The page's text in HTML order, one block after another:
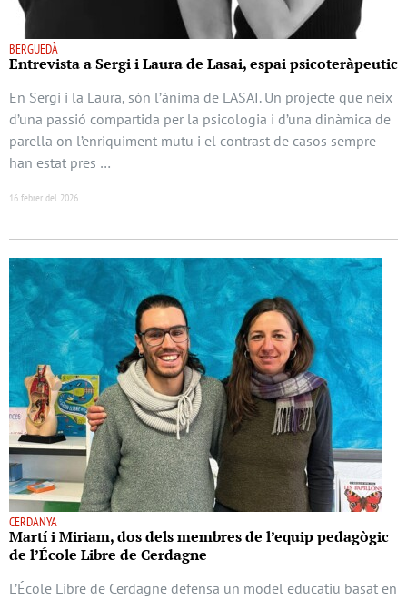
BERGUEDÀ
Entrevista a Sergi i Laura de Lasai, espai psicoteràpeutic
En Sergi i la Laura, són l’ànima de LASAI. Un projecte que neix
d’una passió compartida per la psicologia i d’una dinàmica de
parella on l’enriquiment mutu i el contrast de casos sempre
han estat pres …
16 febrer del 2026
CERDANYA
Martí i Miriam, dos dels membres de l’equip pedagògic
de l’École Libre de Cerdagne
L’École Libre de Cerdagne defensa un model educatiu basat en